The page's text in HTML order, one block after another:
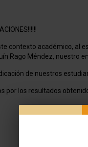
contexto académico, al
Rago Méndez, nuestro
de nuestros
por los resultados